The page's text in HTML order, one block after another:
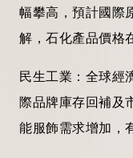
幅攀高，預計國際
解，石化產品價格
民生工業：全球經
際品牌庫存回補及
能服飾需求增加，